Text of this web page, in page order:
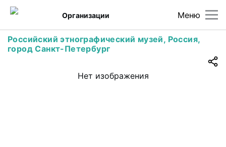
Меню
Организации
Российский этнографический музей, Россия,
город Санкт-Петербург
Нет изображения